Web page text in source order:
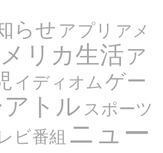
らせアプリ アメ
リカ生活ア
イディオムゲー
トル スポーツ
ビ番組 ニュー